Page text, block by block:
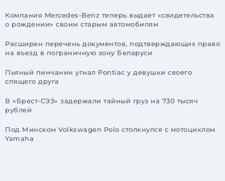
Компания Mercedes-Benz теперь выдает «свидетельства
о рождении» своим старым автомобилям
Расширен перечень документов, подтверждающих право
на въезд в пограничную зону Беларуси
Пьяный пинчанин угнал Pontiac у девушки своего
спящего друга
В «Брест-СЭЗ» задержали тайный груз на 730 тысяч
рублей
Под Минском Volkswagen Polo столкнулся с мотоциклом
Yamaha